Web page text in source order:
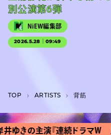
別公演第6弾
NiEW編集部
2026.5.28｜09:49
TOP A­R­T­I­S­T­S 背筋
きの主演『連続ドラマＷ